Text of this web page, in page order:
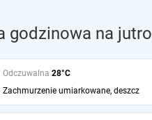
godzinowa na jutro
Odczuwalna 28°C
Zachmurzenie umiarkowane, deszcz